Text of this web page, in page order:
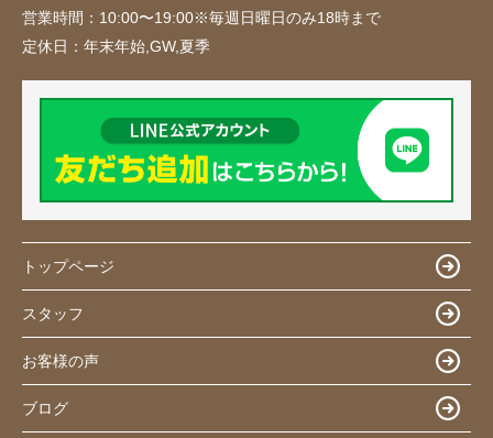
営業時間： 10:00〜19:00※毎週日曜日のみ18時まで
定休日： 年末年始,GW,夏季
トップページ
スタッフ
お客様の声
ブログ